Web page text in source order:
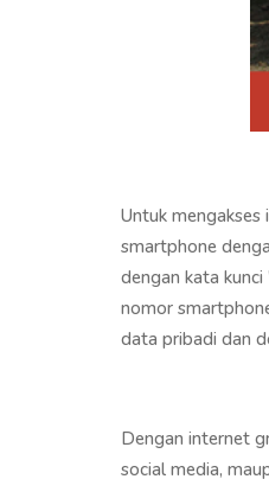
Untuk
smartphone
dengan kata
nomor
data pribadi dan
Dengan internet
social media,